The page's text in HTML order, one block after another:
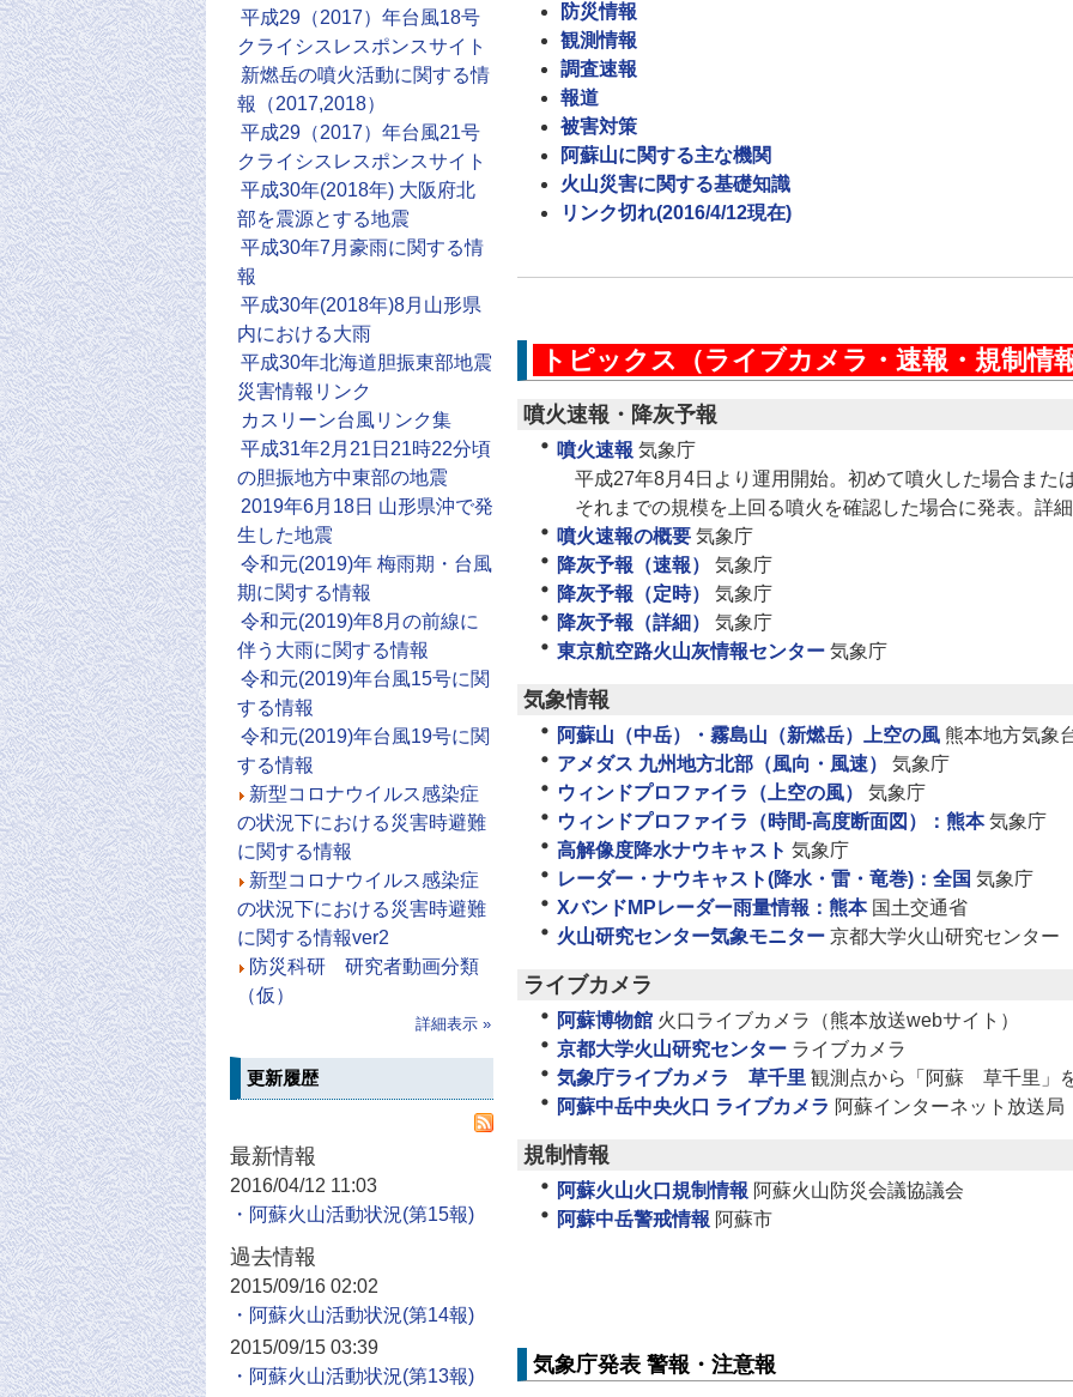
平成29（2017）年台風18号
クライシスレスポンスサイト
新燃岳の噴火活動に関する情
報（2017,2018）
平成29（2017）年台風21号
クライシスレスポンスサイト
平成30年(2018年) 大阪府北
部を震源とする地震
平成30年7月豪雨に関する情
報
平成30年(2018年)8月山形県
内における大雨
平成30年北海道胆振東部地震
災害情報リンク
カスリーン台風リンク集
平成31年2月21日21時22分頃
の胆振地方中東部の地震
2019年6月18日 山形県沖で発
生した地震
令和元(2019)年 梅雨期・台風
期に関する情報
令和元(2019)年8月の前線に
伴う大雨に関する情報
令和元(2019)年台風15号に関
する情報
令和元(2019)年台風19号に関
する情報
新型コロナウイルス感染症
の状況下における災害時避難
に関する情報
新型コロナウイルス感染症
の状況下における災害時避難
に関する情報ver2
防災科研 研究者動画分類
（仮）
詳細表示 »
更新履歴
最新情報
2016/04/12 11:03
・阿蘇火山活動状況
過去情報
2015/09/16 02:02
・阿蘇火山活動状況
2015/09/15 03:39
・阿蘇火山活動状況
防災情報
観測情報
調査速報
報道
被害対策
阿蘇山に関する主な機関
火山災害に関する基礎知識
リンク切れ(2016/4/12現在)
トピックス（ライブカメラ・速報・規制情
噴火速報・降灰予報
噴火速報 気象庁
平成27年8月4日より運用開始。初めて噴火した場合また
それまでの規模を上回る噴火を確認した場合に発表。詳
噴火速報の概要 気象庁
降灰予報（速報）
気象庁
降灰予報（定時）
気象庁
降灰予報（詳細）
気象庁
東京航空路火山灰情報センター 気象庁
気象情報
阿蘇山（中岳）・霧島山（新燃岳）上空の風 熊本地方気象
アメダス 九州地方北部（風向・風速）
気象庁
ウィンドプロファイラ（上空の風）
気象庁
ウィンドプロファイラ（時間-高度断面図）：熊本 気象庁
高解像度降水ナウキャスト 気象庁
レーダー・ナウキャスト(降水・雷・竜巻)：全国 気象庁
XバンドMPレーダー雨量情報：熊本 国土交通省
火山研究センター気象モニター 京都大学火山研究センター
ライブカメラ
阿蘇博物館 火口ライブカメラ（熊本放送webサイト）
京都大学火山研究センター ライブカメラ
気象庁ライブカメラ 草千里 観測点から「阿蘇 草千里」
阿蘇中岳中央火口 ライブカメラ 阿蘇インターネット放送局
規制情報
阿蘇火山火口規制情報 阿蘇火山防災会議協議会
阿蘇中岳警戒情報 阿蘇市
気象庁発表 警報・注意報